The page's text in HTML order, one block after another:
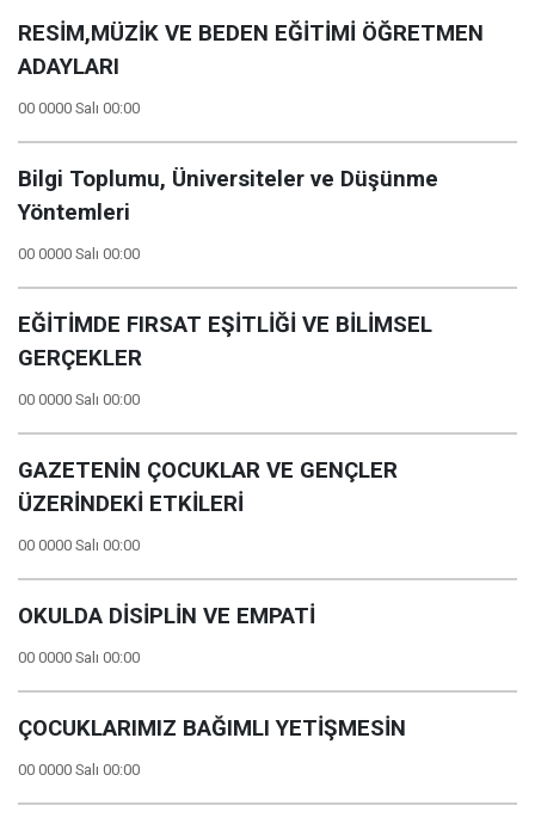
RESİM,MÜZİK VE BEDEN EĞİTİMİ ÖĞRETMEN
ADAYLARI
00 0000 Salı 00:00
Bilgi Toplumu, Üniversiteler ve Düşünme
Yöntemleri
00 0000 Salı 00:00
EĞİTİMDE FIRSAT EŞİTLİĞİ VE BİLİMSEL
GERÇEKLER
00 0000 Salı 00:00
GAZETENİN ÇOCUKLAR VE GENÇLER
ÜZERİNDEKİ ETKİLERİ
00 0000 Salı 00:00
OKULDA DİSİPLİN VE EMPATİ
00 0000 Salı 00:00
ÇOCUKLARIMIZ BAĞIMLI YETİŞMESİN
00 0000 Salı 00:00